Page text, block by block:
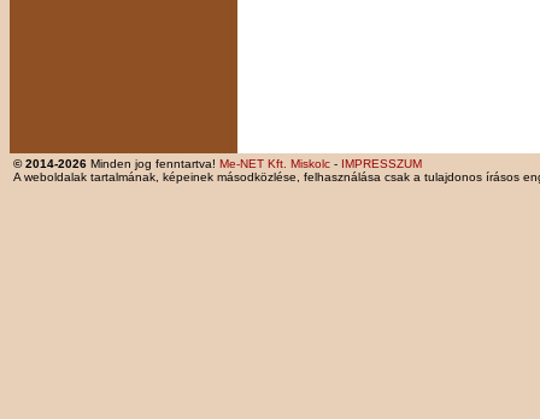
© 2014-2026 Minden jog fenntartva! Me-NET Kft. Miskolc - IMPRESSZUM
A weboldalak tartalmának, képeinek másodközlése, felhasználása csak a tulajdonos írásos